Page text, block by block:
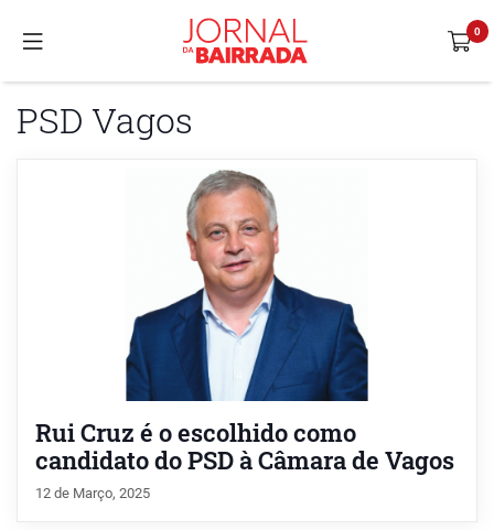
PSD Vagos
Rui Cruz é o escolhido como
candidato do PSD à Câmara de Vagos
12 de Março, 2025